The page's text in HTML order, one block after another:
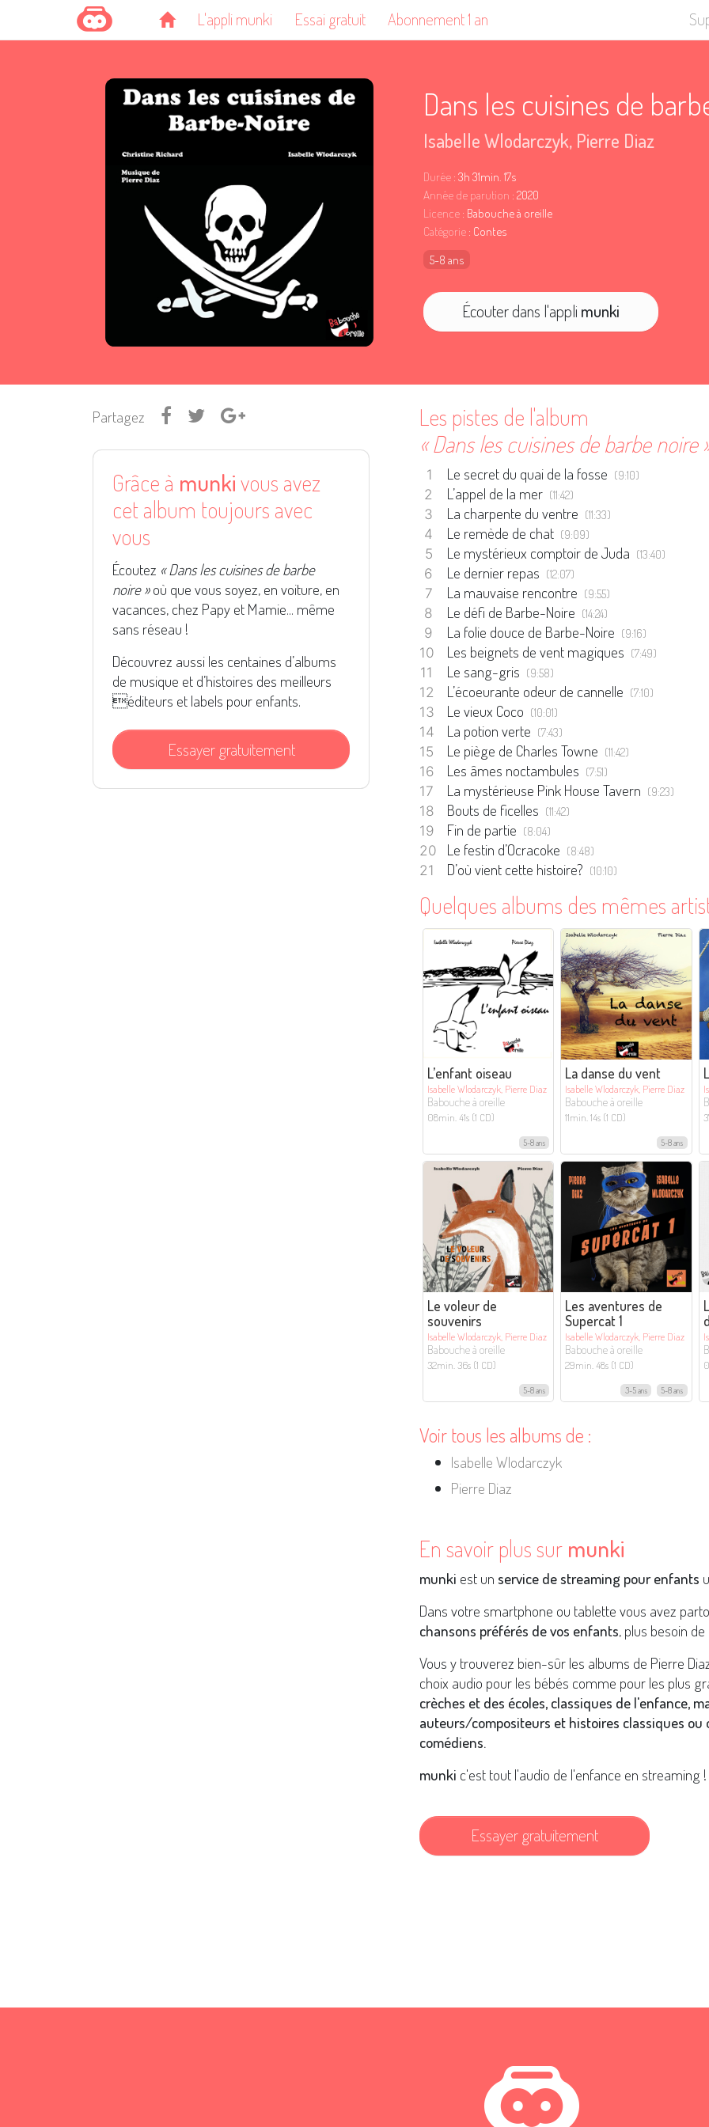
L'appli munki Essai gratuit Abonnement 1 an
Dans les cuisines de
Isabelle Wlodarczyk, Pierre Diaz
Durée : 3h 31min. 17s
Année de parution : 2020
Licence : Babouche à oreille
Catégorie : Contes
5-8 ans
Écouter dans l'appli munki
Partagez
Grâce à munkivous avez
cet album toujours avec
vous
Écoutez « Dans les cuisines de barbe
noire »où que vous soyez, en voiture, en
vacances, chez Papy et Mamie... même
sans réseau !
Découvrez aussi les centaines d’albums
de musique et d’histoires des meilleurs
éditeurs et labels pour enfants.
Essayer gratuitement
Les pistes de l'album
« Dans les cuisines de barbe noire
Le secret du quai de la fosse (9:10)
L’appel de la mer (11:42)
La charpente du ventre (11:33)
Le remède de chat (9:09)
Le mystérieux comptoir de Juda (13:40)
Le dernier repas (12:07)
La mauvaise rencontre (9:55)
Le défi de Barbe-Noire (14:24)
La folie douce de Barbe-Noire (9:16)
Les beignets de vent magiques (7:49)
Le sang-gris (9:58)
L’écoeurante odeur de cannelle (7:10)
Le vieux Coco (10:01)
La potion verte (7:43)
Le piège de Charles Towne (11:42)
Les âmes noctambules (7:51)
La mystérieuse Pink House Tavern (9:23)
Bouts de ficelles (11:42)
Fin de partie (8:04)
Le festin d’Ocracoke (8:48)
D’où vient cette histoire? (10:10)
Quelques albums des mêmes
L’enfant oiseau
Isabelle Wlodarczyk, Pierre Diaz
Babouche à oreille
08min. 41s (1 CD)
5-8 ans
La danse du vent
Isabelle Wlodarczyk, Pierre Diaz
Babouche à oreille
11min. 14s (1 CD)
5-8 ans
Le voleur de
souvenirs
Isabelle Wlodarczyk, Pierre Diaz
Babouche à oreille
32min. 36s (1 CD)
5-8 ans
Les aventures de
Supercat 1
Isabelle Wlodarczyk, Pierre Diaz
Babouche à oreille
29min. 48s (1 CD)
3-5 ans 5-8 ans
Voir tous les albums de :
Isabelle Wlodarczyk
Pierre Diaz
En savoir plus sur munki
munki est un service de streaming pour enfants
Dans votre smartphone ou tablette vous avez
chansons préférés de vos enfants, plus besoin
Vous y trouverez bien-sûr les albums de Pierre
choix audio pour les bébés comme pour les plus
crèches et des écoles, classiques de l'enfance,
auteurs/compositeurs et histoires classiques ou
comédiens.
munki c'est tout l'audio de l'enfance en streaming !
Essayer gratuitement